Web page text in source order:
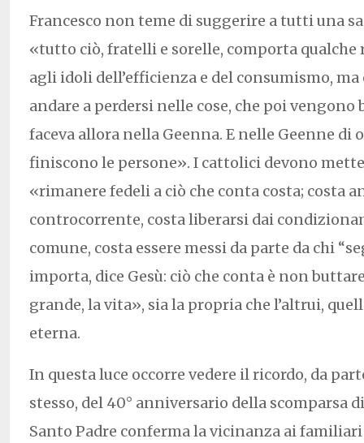
Francesco non teme di suggerire a tutti una
«tutto ciò, fratelli e sorelle, comporta
agli idoli dell’efficienza e del consumismo,
andare a perdersi nelle cose, che poi vengono
faceva allora nella Geenna. E nelle Geenne di
finiscono le persone». I cattolici devono
«rimanere fedeli a ciò che conta costa; costa
controcorrente, costa liberarsi dai
comune, costa essere messi da parte da chi
importa, dice Gesù: ciò che conta è non
grande, la vita», sia la propria che l’altrui,
eterna.
In questa luce occorre vedere il ricordo, da
stesso, del 40° anniversario della scomparsa
Santo Padre conferma la vicinanza ai